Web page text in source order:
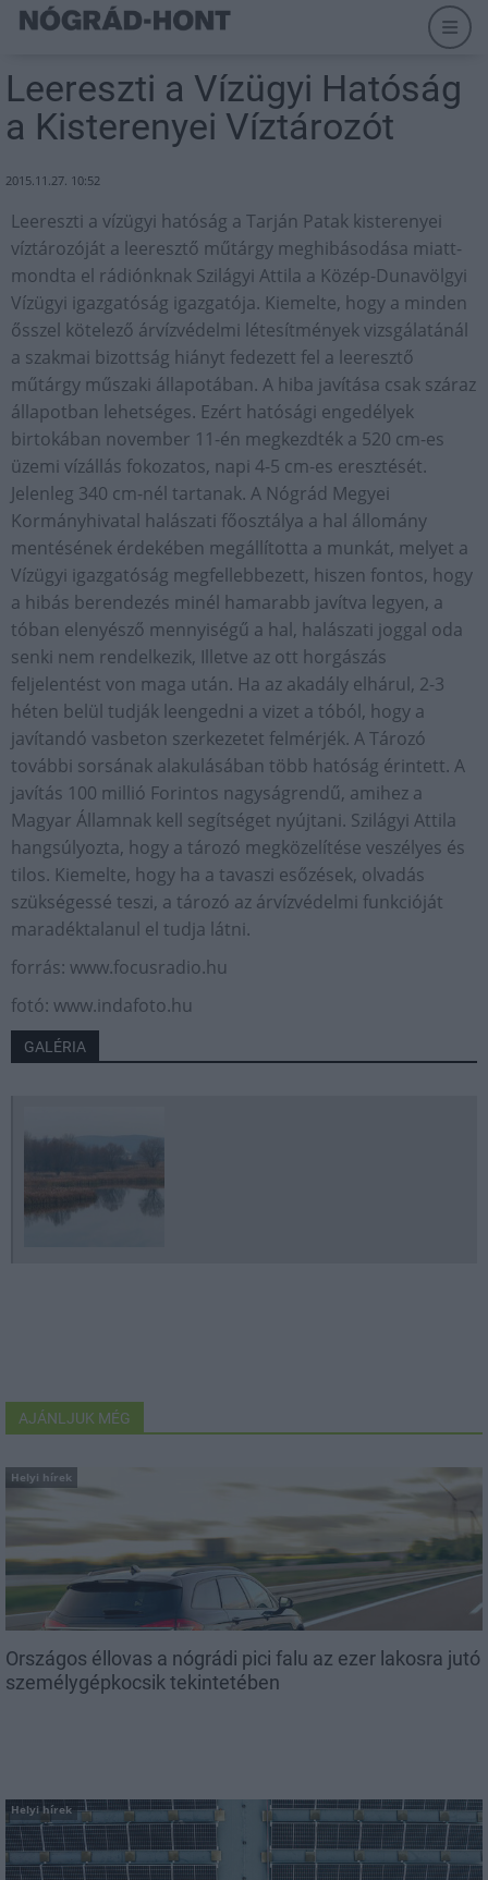
Leereszti a Vízügyi Hatóság
a Kisterenyei Víztározót
2015.11.27. 10:52
Leereszti a vízügyi hatóság a Tarján Patak kisterenyei
víztározóját a leeresztő műtárgy meghibásodása miatt-
mondta el rádiónknak Szilágyi Attila a Közép-Dunavölgyi
Vízügyi igazgatóság igazgatója. Kiemelte, hogy a minden
ősszel kötelező árvízvédelmi létesítmények vizsgálatánál
a szakmai bizottság hiányt fedezett fel a leeresztő
műtárgy műszaki állapotában. A hiba javítása csak száraz
állapotban lehetséges. Ezért hatósági engedélyek
birtokában november 11-én megkezdték a 520 cm-es
üzemi vízállás fokozatos, napi 4-5 cm-es eresztését.
Jelenleg 340 cm-nél tartanak. A Nógrád Megyei
Kormányhivatal halászati főosztálya a hal állomány
mentésének érdekében megállította a munkát, melyet a
Vízügyi igazgatóság megfellebbezett, hiszen fontos, hogy
a hibás berendezés minél hamarabb javítva legyen, a
tóban elenyésző mennyiségű a hal, halászati joggal oda
senki nem rendelkezik, Illetve az ott horgászás
feljelentést von maga után. Ha az akadály elhárul, 2-3
héten belül tudják leengedni a vizet a tóból, hogy a
javítandó vasbeton szerkezetet felmérjék. A Tározó
további sorsának alakulásában több hatóság érintett. A
javítás 100 millió Forintos nagyságrendű, amihez a
Magyar Államnak kell segítséget nyújtani. Szilágyi Attila
hangsúlyozta, hogy a tározó megközelítése veszélyes és
tilos. Kiemelte, hogy ha a tavaszi esőzések, olvadás
szükségessé teszi, a tározó az árvízvédelmi funkcióját
maradéktalanul el tudja látni.
forrás: www.focusradio.hu
fotó: www.indafoto.hu
GALÉRIA
AJÁNLJUK MÉG
Helyi hírek
Országos éllovas a nógrádi pici falu az ezer lakosra jutó
személygépkocsik tekintetében
Helyi hírek